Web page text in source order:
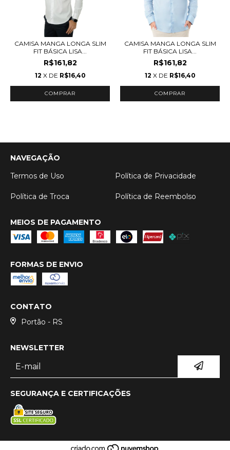
CAMISA MANGA LONGA SLIM
FIT BÁSICA LISA...
R$161,82
12 X DE R$16,40
COMPRAR
CAMISA MANGA LONGA SLIM
FIT BÁSICA LISA...
R$161,82
12 X DE R$16,40
COMPRAR
NAVEGAÇÃO
Termos de Uso
Política de Privacidade
Política de Troca Política de Reembolso
MEIOS DE PAGAMENTO
FORMAS DE ENVIO
CONTATO
Portão - RS
NEWSLETTER
SEGURANÇA E CERTIFICAÇÕES